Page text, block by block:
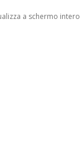
a schermo intero